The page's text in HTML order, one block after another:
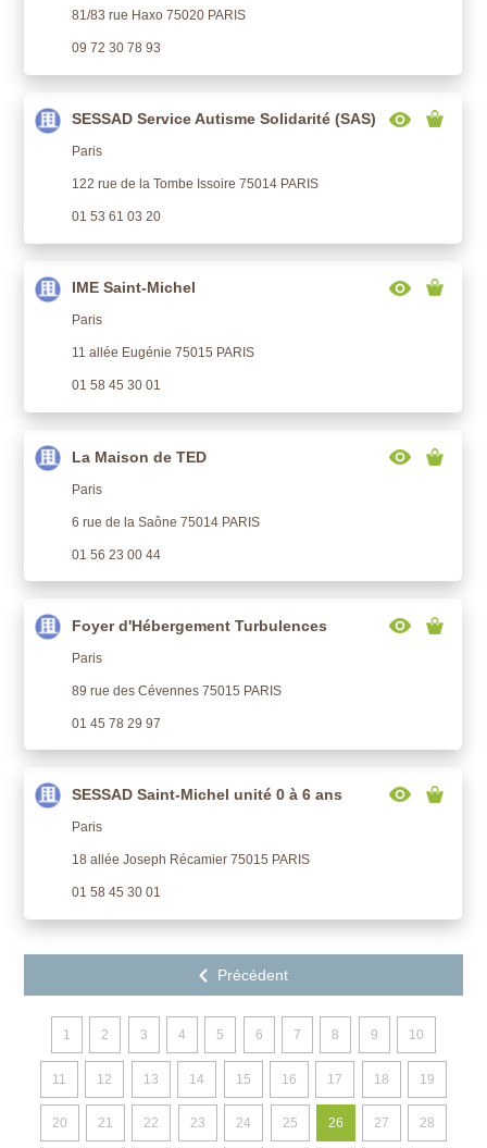
81/83 rue Haxo 75020 PARIS
09 72 30 78 93
SESSAD Service Autisme Solidarité (SAS)
Paris
122 rue de la Tombe Issoire 75014 PARIS
01 53 61 03 20
IME Saint-Michel
Paris
11 allée Eugénie 75015 PARIS
01 58 45 30 01
La Maison de TED
Paris
6 rue de la Saône 75014 PARIS
01 56 23 00 44
Foyer d'Hébergement Turbulences
Paris
89 rue des Cévennes 75015 PARIS
01 45 78 29 97
SESSAD Saint-Michel unité 0 à 6 ans
Paris
18 allée Joseph Récamier 75015 PARIS
01 58 45 30 01
1 2 3 4 5 6 7 8 9 10
11 12 13 14 15 16 17 18 19
20 21 22 23 24 25 26 27 28